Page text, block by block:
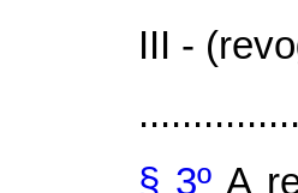
III -
§ 3º A